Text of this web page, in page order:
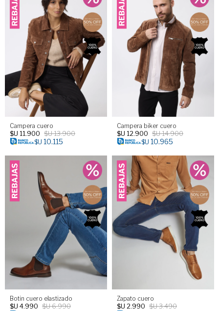
Campera cuero
$U 11.900 $U13.900
$U 10.115
Campera biker cuero
$U 12.900 $U14.900
$U 10.965
Botin cuero elastizado
$U 4.990 $U6.990
Zapato cuero
$U 2.990 $U3.490